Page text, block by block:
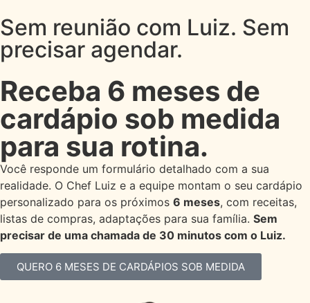
Sem reunião com Luiz. Sem
precisar agendar.
Receba 6 meses de
cardápio sob medida
para sua rotina.
Você responde um formulário detalhado com a sua
realidade. O Chef Luiz e a equipe montam o seu cardápio
personalizado para os próximos 6 meses, com receitas,
listas de compras, adaptações para sua família. Sem
precisar de uma chamada de 30 minutos com o Luiz.
QUERO 6 MESES DE CARDÁPIOS SOB MEDIDA